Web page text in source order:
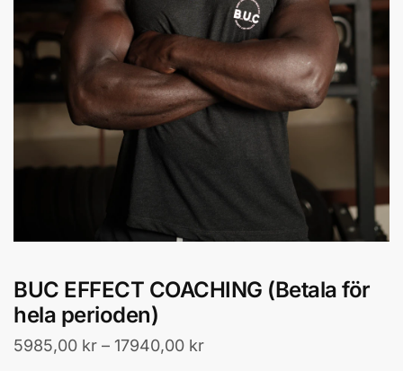
BUC EFFECT COACHING (Betala för
hela perioden)
5985,00 kr – 17940,00 kr